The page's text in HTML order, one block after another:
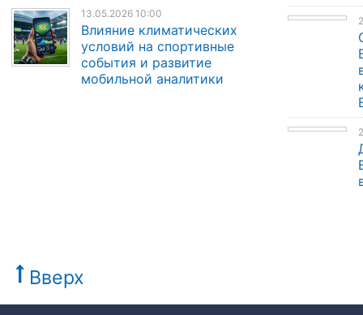
13.05.2026 10:00
Влияние климатических
условий на спортивные
события и развитие
мобильной аналитики
Вверх